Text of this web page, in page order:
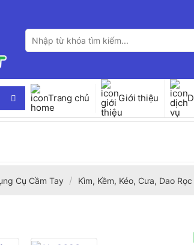
Tìm
kiếm:
Trang chủ Giới thiệu
Cụ Cầm Tay / Kìm, Kềm, Kéo, Cưa, Dao Rọc